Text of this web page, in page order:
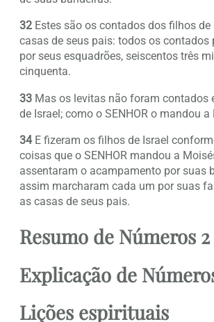
32 Estes são os contados dos filhos de
casas de seus pais: todos os contados
por seus esquadrões, seiscentos três
cinquenta.
33 Mas os levitas não foram contados
de Israel; como o SENHOR o mandou a
34E fizeram os filhos de Israel
coisas que o SENHOR mandou a
assentaram o acampamento por suas
assim marcharam cada um por suas
as casas de seus pais.
Resumo de Números 2
Explicação de
Lições espirituais